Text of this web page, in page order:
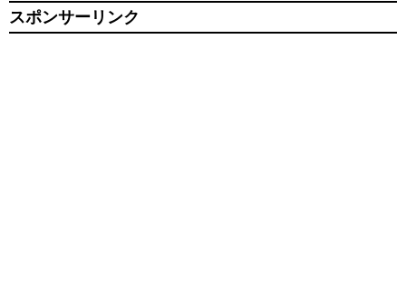
スポンサーリンク